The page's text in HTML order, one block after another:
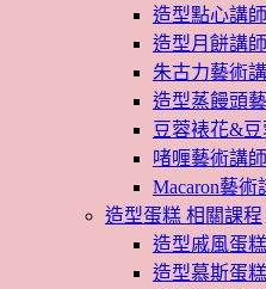
造型點心講
造型月餅講
朱古力藝術
造型蒸饅頭藝
豆蓉裱花&豆
啫喱藝術講
Macaron藝術
造型蛋糕 相關課程
造型戚風蛋
造型慕斯蛋糕